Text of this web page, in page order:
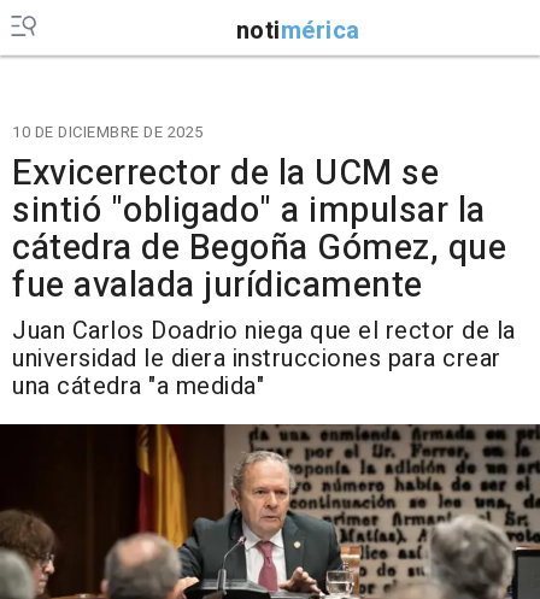
notimérica
10 DE DICIEMBRE DE 2025
Exvicerrector de la UCM se
sintió "obligado" a impulsar la
cátedra de Begoña Gómez, que
fue avalada jurídicamente
Juan Carlos Doadrio niega que el rector de la
universidad le diera instrucciones para crear
una cátedra "a medida"